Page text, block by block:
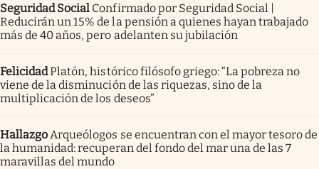
Seguridad Social Confirmado por Seguridad Social |
Reducirán un 15% de la pensión a quienes hayan trabajado
más de 40 años, pero adelanten su jubilación
FelicidadPlatón, histórico filósofo griego: “La pobreza no
viene de la disminución de las riquezas, sino de la
multiplicación de los deseos”
HallazgoArqueólogos se encuentran con el mayor tesoro de
la humanidad: recuperan del fondo del mar una de las 7
maravillas del mundo